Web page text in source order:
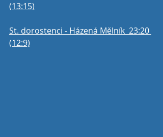
(13:15)
St. dorostenci - Házená Mělník  23:20
(12:9)